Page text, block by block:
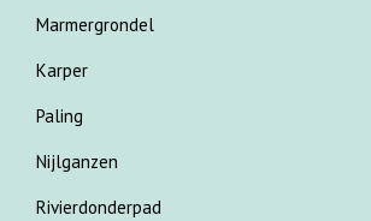
Marmergrondel
Karper
Paling
Nijlganzen
Rivierdonderpad